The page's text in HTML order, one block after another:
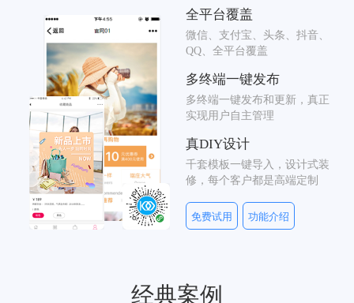
全平台覆盖
微信、支付宝、头条、抖音、
QQ、全平台覆盖
多终端一键发布
多终端一键发布和更新，真正
实现用户自主管理
真DIY设计
千套模板一键导入，设计式装
修，每个客户都是高端定制
免费试用 功能介绍
经典案例